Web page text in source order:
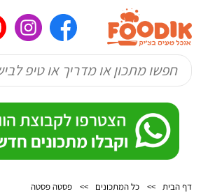
דף הבית >> כל המתכונים >> פסטה פסטה